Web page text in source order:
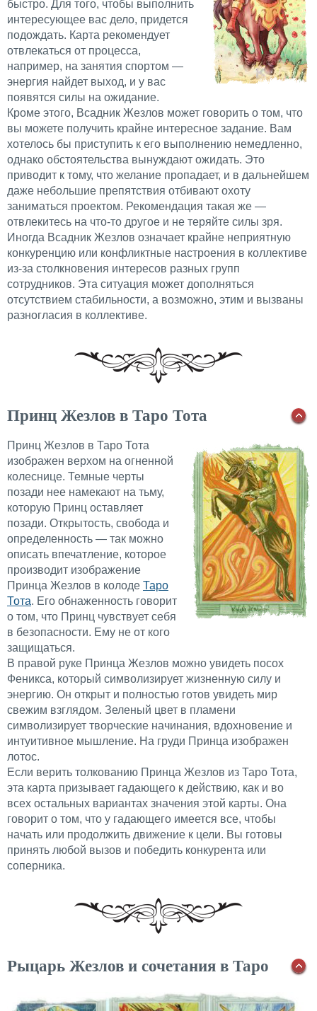
быстро. Для того, чтобы выполнить
интересующее вас дело, придется
подождать. Карта рекомендует
отвлекаться от процесса,
например, на занятия спортом —
энергия найдет выход, и у вас
появятся силы на ожидание.
Кроме этого, Всадник Жезлов может говорить о том, что
вы можете получить крайне интересное задание. Вам
хотелось бы приступить к его выполнению немедленно,
однако обстоятельства вынуждают ожидать. Это
приводит к тому, что желание пропадает, и в дальнейшем
даже небольшие препятствия отбивают охоту
заниматься проектом. Рекомендация такая же —
отвлекитесь на что-то другое и не теряйте силы зря.
Иногда Всадник Жезлов означает крайне неприятную
конкуренцию или конфликтные настроения в коллективе
из-за столкновения интересов разных групп
сотрудников. Эта ситуация может дополняться
отсутствием стабильности, а возможно, этим и вызваны
разногласия в коллективе.
Принц Жезлов в Таро Тота
Принц Жезлов в Таро Тота
изображен верхом на огненной
колеснице. Темные черты
позади нее намекают на тьму,
которую Принц оставляет
позади. Открытость, свобода и
определенность — так можно
описать впечатление, которое
производит изображение
Принца Жезлов в колоде Таро
Тота. Его обнаженность говорит
о том, что Принц чувствует себя
в безопасности. Ему не от кого
защищаться.
В правой руке Принца Жезлов можно увидеть посох
Феникса, который символизирует жизненную силу и
энергию. Он открыт и полностью готов увидеть мир
свежим взглядом. Зеленый цвет в пламени
символизирует творческие начинания, вдохновение и
интуитивное мышление. На груди Принца изображен
лотос.
Если верить толкованию Принца Жезлов из Таро Тота,
эта карта призывает гадающего к действию, как и во
всех остальных вариантах значения этой карты. Она
говорит о том, что у гадающего имеется все, чтобы
начать или продолжить движение к цели. Вы готовы
принять любой вызов и победить конкурента или
соперника.
Рыцарь Жезлов и сочетания в Таро